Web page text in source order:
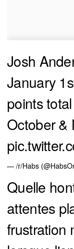
Josh
January
points
October
— /r/Habs
Quelle
attentes
frustration